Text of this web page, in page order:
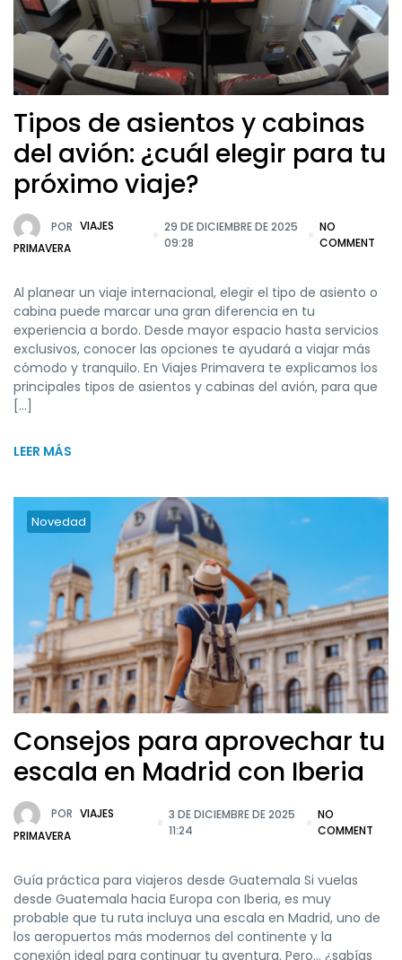
Tipos de asientos y cabinas
del avión: ¿cuál elegir para tu
próximo viaje?
POR VIAJES
PRIMAVERA
29 DE DICIEMBRE DE 2025
09:28
NO
COMMENT
Al planear un viaje internacional, elegir el tipo de asiento o
cabina puede marcar una gran diferencia en tu
experiencia a bordo. Desde mayor espacio hasta servicios
exclusivos, conocer las opciones te ayudará a viajar más
cómodo y tranquilo. En Viajes Primavera te explicamos los
principales tipos de asientos y cabinas del avión, para que
[…]
LEER MÁS
Novedad
Consejos para aprovechar tu
escala en Madrid con Iberia
POR VIAJES
PRIMAVERA
3 DE DICIEMBRE DE 2025
11:24
NO
COMMENT
Guía práctica para viajeros desde Guatemala Si vuelas
desde Guatemala hacia Europa con Iberia, es muy
probable que tu ruta incluya una escala en Madrid, uno de
los aeropuertos más modernos del continente y la
conexión ideal para continuar tu aventura. Pero… ¿sabías